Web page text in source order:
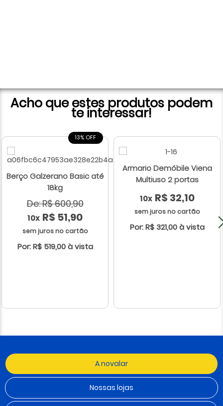
Acho que estes produtos podem
te interessar!
13% OFF
Berço Galzerano Basic até
18kg
De: R$ 600,90
10x R$ 51,90
sem juros no cartão
Por: R$ 519,00 à vista
Armario Demóbile Viena
Multiuso 2 portas
10x R$ 32,10
sem juros no cartão
Por: R$ 321,00 à vista
A novalar
Nossas lojas